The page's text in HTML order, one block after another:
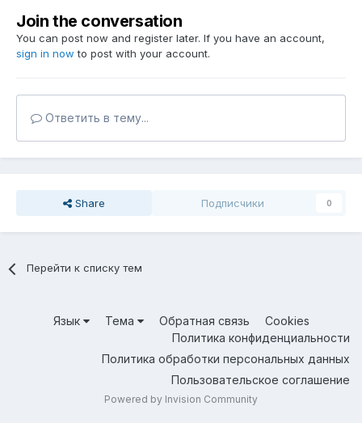
Join the conversation
You can post now and register later. If you have an account,
sign in now to post with your account.
Ответить в тему...
Share Подписчики 0
Перейти к списку тем
Язык Тема Обратная связь
Cookies
Политика конфиденциальности
Политика обработки персональных данных
Пользовательское соглашение
Powered by Invision Community